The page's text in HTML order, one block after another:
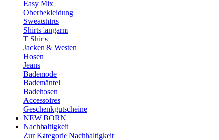
Easy Mix
Oberbekleidung
Sweatshirts
Shirts langarm
T-Shirts
Jacken & Westen
Hosen
Jeans
Bademode
Bademäntel
Badehosen
Accessoires
Geschenkgutscheine
NEW BORN
Nachhaltigkeit
Zur Kategorie Nachhaltigkeit